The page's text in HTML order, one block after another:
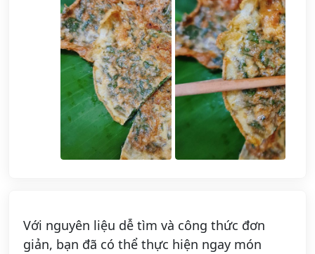
Với nguyên liệu dễ tìm và công thức đơn
giản, bạn đã có thể thực hiện ngay món